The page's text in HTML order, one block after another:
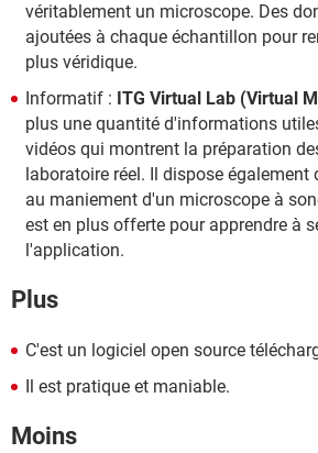
véritablement un microscope. Des
ajoutées à chaque échantillon pour
plus véridique.
Informatif : ITG Virtual Lab (Virtual
plus une quantité d'informations
vidéos qui montrent la préparation
laboratoire réel. Il dispose
au maniement d'un microscope à
est en plus offerte pour apprendre à
l'application.
Plus
C'est un logiciel open source
Il est pratique et maniable.
Moins